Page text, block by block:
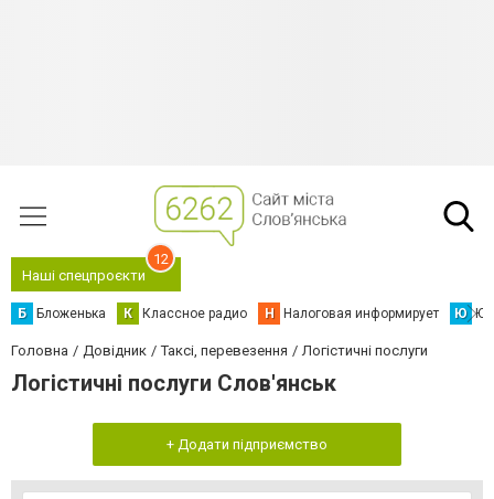
Наші спецпроєкти
12
Б Бложенька К Классное радио Н Налоговая информирует Ю
Головна Довідник Таксі, перевезення Логістичні послуги
Логістичні послуги Слов'янськ
+ Додати підприємство